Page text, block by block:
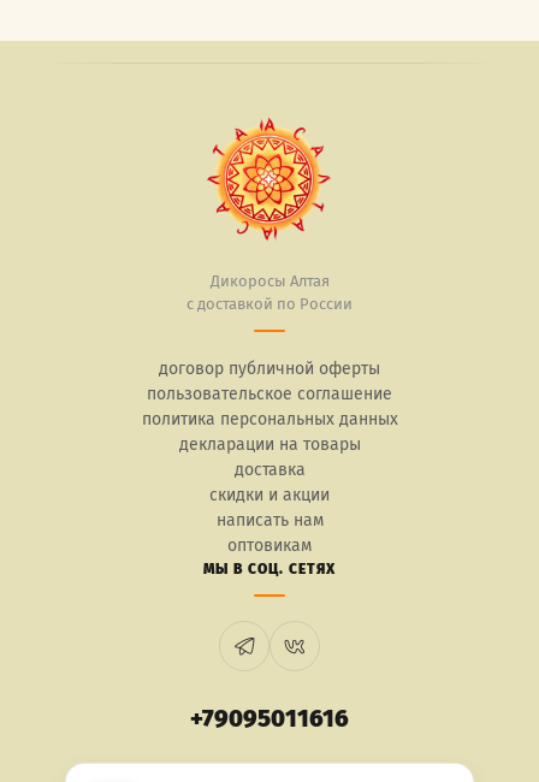
Дикоросы Алтая
с доставкой по России
договор публичной оферты
пользовательское соглашение
политика персональных данных
декларации на товары
доставка
скидки и акции
написать нам
оптовикам
МЫ В СОЦ. СЕТЯХ
+79095011616